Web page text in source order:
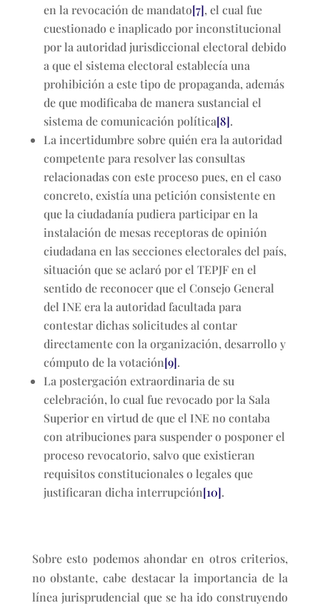
en la revocación de mandato[7], el cual fue
cuestionado e inaplicado por inconstitucional
por la autoridad jurisdiccional electoral debido
a que el sistema electoral establecía una
prohibición a este tipo de propaganda, además
de que modificaba de manera sustancial el
sistema de comunicación política[8].
La incertidumbre sobre quién era la autoridad
competente para resolver las consultas
relacionadas con este proceso pues, en el caso
concreto, existía una petición consistente en
que la ciudadanía pudiera participar en la
instalación de mesas receptoras de opinión
ciudadana en las secciones electorales del país,
situación que se aclaró por el TEPJF en el
sentido de reconocer que el Consejo General
del INE era la autoridad facultada para
contestar dichas solicitudes al contar
directamente con la organización, desarrollo y
cómputo de la votación[9].
La postergación extraordinaria de su
celebración, lo cual fue revocado por la Sala
Superior en virtud de que el INE no contaba
con atribuciones para suspender o posponer el
proceso revocatorio, salvo que existieran
requisitos constitucionales o legales que
justificaran dicha interrupción[10].
Sobre esto podemos ahondar en otros criterios,
no obstante, cabe destacar la importancia de la
línea jurisprudencial que se ha ido construyendo